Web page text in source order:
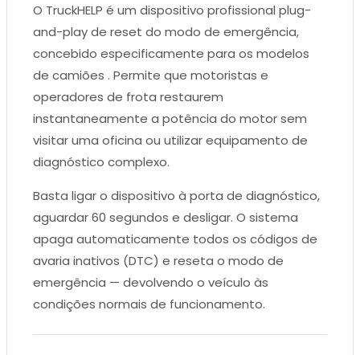
O TruckHELP é um dispositivo profissional plug-
and-play de reset do modo de emergência,
concebido especificamente para os modelos
de camiões . Permite que motoristas e
operadores de frota restaurem
instantaneamente a potência do motor sem
visitar uma oficina ou utilizar equipamento de
diagnóstico complexo.
Basta ligar o dispositivo à porta de diagnóstico,
aguardar 60 segundos e desligar. O sistema
apaga automaticamente todos os códigos de
avaria inativos (DTC) e reseta o modo de
emergência — devolvendo o veículo às
condições normais de funcionamento.